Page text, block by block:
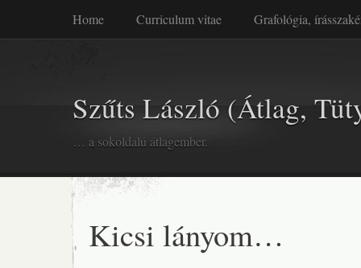
Home Curriculum vitae Grafológia,
… a sokoldalú átlagember.
Szűts László (Átlag,
Kicsi lányom…